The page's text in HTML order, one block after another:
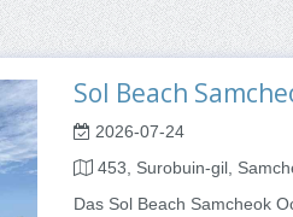
Sol Beach
2026-07-24
453, Surobuin-gil,
Das Sol Beach Samcheok